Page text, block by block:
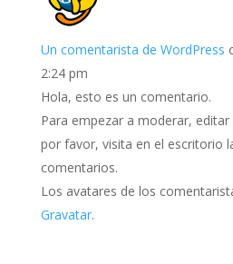
Un comentarista de WordPress
2:24 pm
Hola, esto es un comentario.
Para empezar a moderar,
por favor, visita en el escritorio
comentarios.
Los avatares de los
Gravatar.